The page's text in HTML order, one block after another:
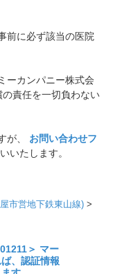
前に必ず該当の医院
ーカンパニー株式会
の責任を一切負わない
が、 お問い合わせフ
いたします。
市営地下鉄東山線) >